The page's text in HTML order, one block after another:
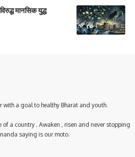
मानसिक युद्ध
with a goal to healthy Bharat and youth.
of a country . Awaken , risen and never stopping
saying is our moto.